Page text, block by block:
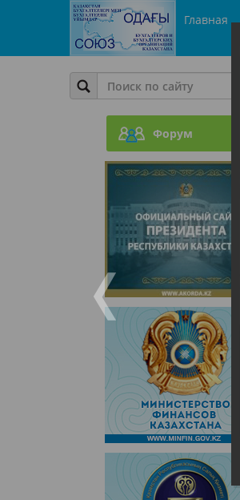
Главная
Форум